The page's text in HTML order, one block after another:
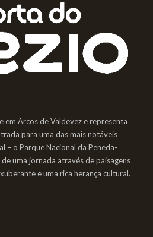
em Arcos de Valdevez e representa
para uma das mais notáveis
– o Parque Nacional da Peneda-
uma jornada através de paisagens
e uma rica herança cultural.